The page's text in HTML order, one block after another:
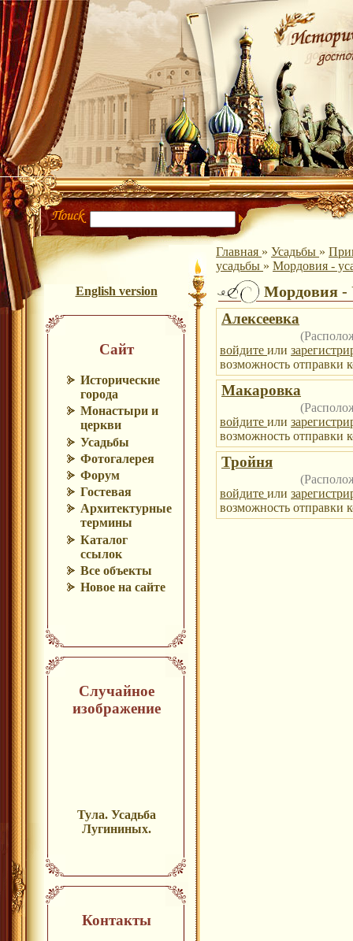
English version
Сайт
Исторические
города
Монастыри и
церкви
Усадьбы
Фотогалерея
Форум
Гостевая
Архитектурные
термины
Каталог
ссылок
Все объекты
Новое на сайте
Случайное
изображение
Тула. Усадьба
Лугининых.
Контакты
Главная » Усадьбы »
усадьбы » Мордовия -
Мордовия -
Алексеевка
войдите или
возможность отправки
Макаровка
войдите или
возможность отправки
Тройня
войдите или
возможность отправки